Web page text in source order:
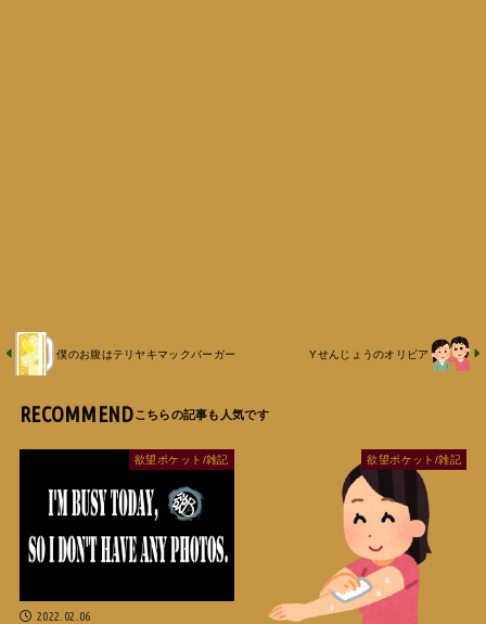
僕のお腹はテリヤキマックバーガー Yせんじょうのオリビア
RECOMMEND
欲望ポケット/雑記
2022.02.06
欲望ポケット/雑記